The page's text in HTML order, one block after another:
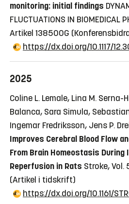
monitoring: initial findings
FLUCTUATIONS IN BIOMEDICAL
Artikel 138500G
https://dx.doi.org/10.1117/
2025
Coline L. Lemale, Lina M.
Balanca, Sara Simula,
Ingemar Fredriksson, Jens P.
Improves Cerebral Blood Flow
From Brain Homeostasis During
Reperfusion in Rats Stroke,
(Artikel i tidskrift)
https://dx.doi.org/10.1161/